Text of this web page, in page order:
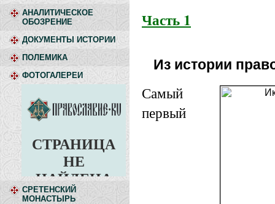
АНАЛИТИЧЕСКОЕ
ОБОЗРЕНИЕ
ДОКУМЕНТЫ ИСТОРИИ
ПОЛЕМИКА
ФОТОГАЛЕРЕИ
СРЕТЕНСКИЙ
МОНАСТЫРЬ
Часть 1
Из истории
Самый
первый